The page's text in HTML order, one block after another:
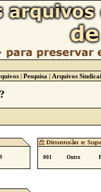
| Pesquisa | Arquivos
001 Outro